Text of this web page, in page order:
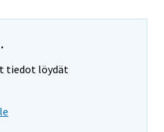
tiedot löydät